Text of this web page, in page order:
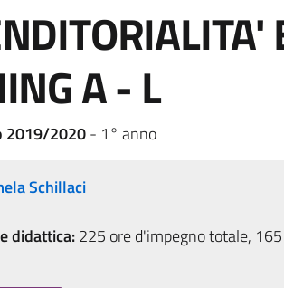
A - L
2019/2020- 1° anno
Schillaci
didattica:225 ore d'impegno totale,